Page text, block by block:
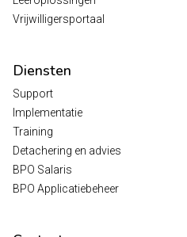
Vrijwilligersportaal
Diensten
Support
Implementatie
Training
Detachering en advies
BPO Salaris
BPO Applicatiebeheer